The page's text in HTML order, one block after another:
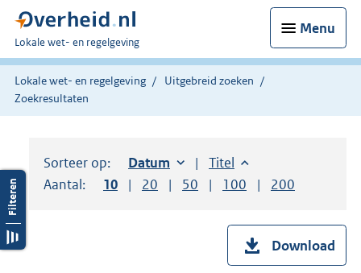
Menu
U
bent
hier:
Lokale wet- en regelgeving
Lokale wet- en regelgeving
Uitgebreid zoeken
Zoekresultaten
Sorteer op: Sorteer op:
Datum oplopendSorteer op:
Titel oplopend
Aantal:
Toon
10 resultaten per pagina
Toon
20 resultaten per pagina
Toon
50 resultaten per pagina
Toon
100 resultaten per
Toon
200
Download